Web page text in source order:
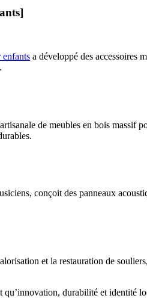
enfants a développé des accessoires
de meubles en bois massif
conçoit des panneaux
et la restauration de souliers,
qu’innovation, durabilité et identité